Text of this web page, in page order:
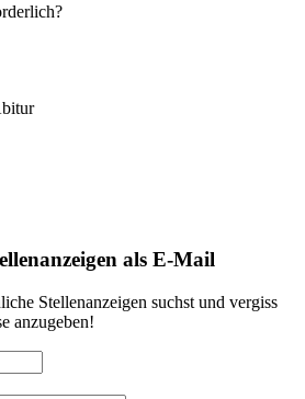
als E-Mail
Stellenanzeigen suchst und vergiss
anzugeben!